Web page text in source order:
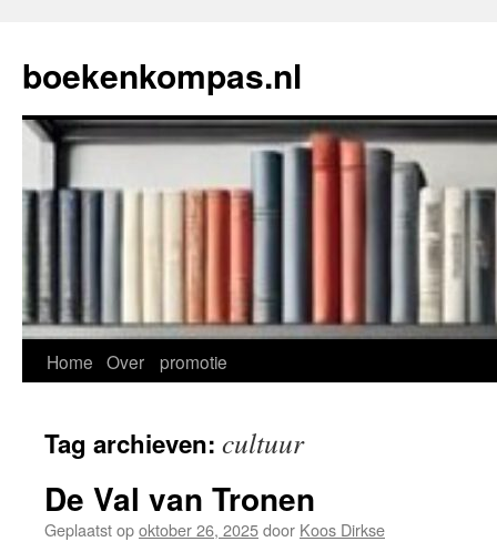
de
inhoud
boekenkompas.nl
Home Over promotie
Tag archieven: cultuur
De Val van Tronen
Geplaatst opoktober 26, 2025door Koos Dirkse